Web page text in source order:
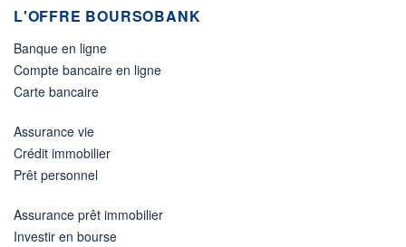
L'OFFRE BOURSOBANK
Banque en ligne
Compte bancaire en ligne
Carte bancaire
Assurance vie
Crédit immobilier
Prêt personnel
Assurance prêt immobilier
Investir en bourse